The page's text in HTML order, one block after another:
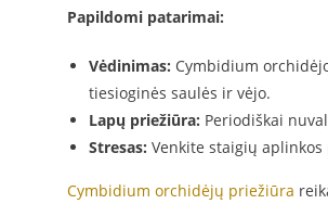
Papildomi patarimai:
Vėdinimas: Cymbidium
tiesioginės saulės ir vėjo.
Lapų priežiūra: Periodiškai
Stresas: Venkite staigių
Cymbidium orchidėjų priežiūra